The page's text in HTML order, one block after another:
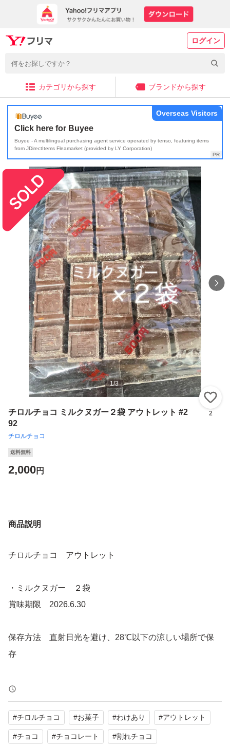
ログイン
カテゴリから探す ブランドから探す
Click here for Buyee
Buyee - A multilingual purchasing agent service operated by tenso, featuring items
from JDirectItems Fleamarket (provided by LY Corporation)
Overseas Visitors
1/3
チロルチョコ ミルクヌガー２袋 アウトレット #2
92
チロルチョコ
2
送料無料
2,000円
商品説明
チロルチョコ アウトレット
・ミルクヌガー ２袋
賞味期限 2026.6.30
保存方法 直射日光を避け、28℃以下の涼しい場所で保
存
こちらはアウトレット商品となります。
お届けの際に更に割れている、溶けている可能性も少なか
らずあると思われます。
#チロルチョコ #お菓子 #わけあり #アウトレット
#チョコ #チョコレート #割れチョコ